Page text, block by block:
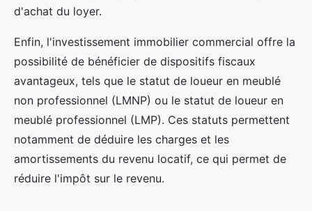
d'achat du loyer.
Enfin, l'investissement immobilier commercial offre la
possibilité de bénéficier de dispositifs fiscaux
avantageux, tels que le statut de loueur en meublé
non professionnel (LMNP) ou le statut de loueur en
meublé professionnel (LMP). Ces statuts permettent
notamment de déduire les charges et les
amortissements du revenu locatif, ce qui permet de
réduire l'impôt sur le revenu.